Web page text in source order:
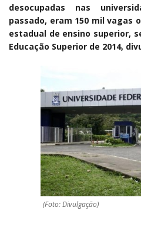
desocupadas nas
passado, eram 150 mil vagas
estadual de ensino superior,
Educação Superior de 2014,
(Foto: Divulgação)